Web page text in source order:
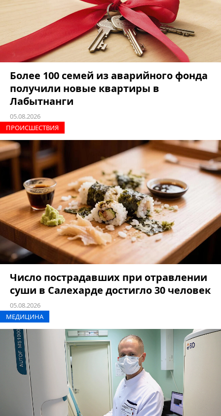
Более 100 семей из аварийного фонда
получили новые квартиры в
Лабытнанги
05.08.2026
ПРОИCШЕСТВИЯ
Число пострадавших при отравлении
суши в Салехарде достигло 30 человек
05.08.2026
МЕДИЦИНА